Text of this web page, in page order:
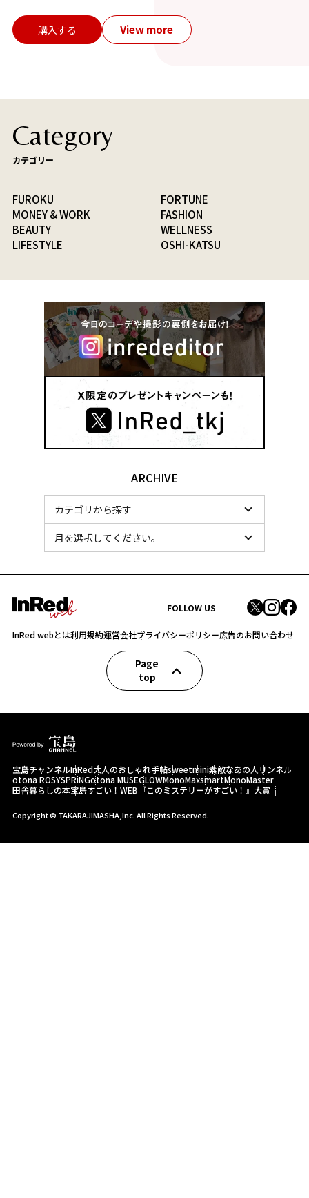
購入する View more
Category
カテゴリー
FUROKU
FORTUNE
MONEY & WORK
FASHION
BEAUTY
WELLNESS
LIFESTYLE
OSHI-KATSU
ARCHIVE
FOLLOW US
InRed webとは利用規約運営会社プライバシーポリシー広告のお問い合わせ
Page
top
宝島チャンネルInRed大人のおしゃれ手帖sweetmini素敵なあの人 リンネル
otona ROSYSPRiNGotona MUSEGLOWMonoMaxsmartMonoMaster
田舎暮らしの本宝島すごい！WEB 『このミステリーがすごい！』大賞
Copyright © TAKARAJIMASHA,Inc. All Rights Reserved.